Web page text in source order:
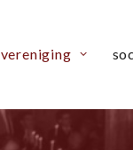
vereniging